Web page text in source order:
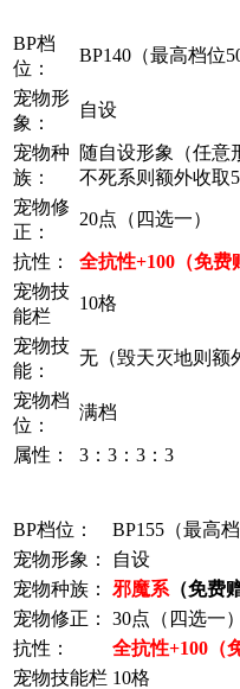
BP档
位：
BP140（最高档位
宠物形
象：
自设
宠物种
族：
随自设形象（任意
不死系则额外收取
宠物修
正：
20点（四选一）
抗性：
全抗性+100（免费
宠物技
能栏
10格
宠物技
能：
无（毁天灭地则额
宠物档
位：
满档
属性： 3：3：3：3
BP档位：
BP155（最高
宠物形象：
自设
宠物种族：
邪魔系 （免费
宠物修正：
30点（四选一）
抗性：
全抗性+100（
宠物技能栏 10格